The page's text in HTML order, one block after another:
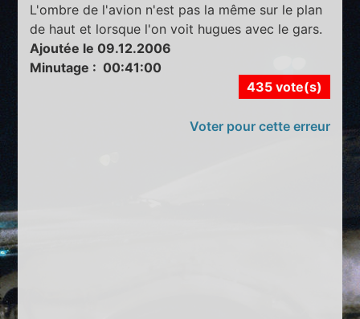
L'ombre de l'avion n'est pas la même sur le plan
de haut et lorsque l'on voit hugues avec le gars.
Ajoutée le 09.12.2006
Minutage : 00:41:00
435 vote(s)
Voter pour cette erreur